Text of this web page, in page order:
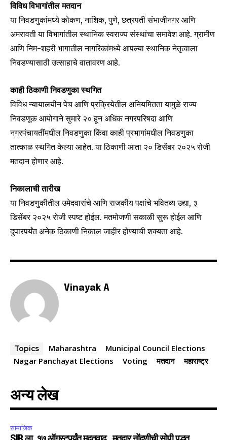
Join our community of
SUBSCRIBERS and be part of the
conversation.
or click the subscribe button below. Don't worry, we respect
your privacy and won't spam your inbox. Your information is
safe with us.
I've read and accept the
Fans Followers Followers
विविध विभागांतील मतदान
या निवडणुकांमध्ये कोकण, नाशिक, पुणे, छत्रपती संभाजीनगर आणि
अमरावती या विभागांतील स्थानिक स्वराज्य संस्थांचा समावेश आहे. ग्रामीण
आणि निम-शहरी भागातील नागरिकांमध्ये आपल्या स्थानिक नेतृत्वाला
निवडण्यासाठी उत्साहाचे वातावरण आहे.
काही ठिकाणी निवडणुका स्थगित
विविध न्यायालयीन पेच आणि प्रक्रियेतील अनियमितता यामुळे राज्य
निवडणूक आयोगाने सुमारे २० हून अधिक नगरपरिषदा आणि
नगरपंचायतींमधील निवडणुका किंवा काही प्रभागांमधील निवडणुका
तात्काळ स्थगित केल्या आहेत. या ठिकाणी आता २० डिसेंबर २०२५ रोजी
मतदान होणार आहे.
निकालाची तारीख
या निवडणुकीतील उमेदवारांचे आणि राजकीय पक्षांचे भवितव्य उद्या, ३
डिसेंबर २०२५ रोजी स्पष्ट होईल. मतमोजणी सकाळी सुरू होईल आणि
दुपारपर्यंत अनेक ठिकाणी निकाल जाहीर होण्याची शक्यता आहे.
Vinayak A
Topics Maharashtra
Municipal Council Elections
Nagar Panchayat Elections
Voting मतदान महाराष्ट्र
अन्य लेख
सामाजिक